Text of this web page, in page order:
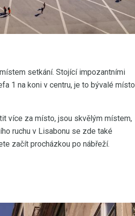
setkání. Stojící impozantními
1 na koni v centru, je to bývalé místo
více za místo, jsou skvělým místem,
ruchu v Lisabonu se zde také
začít procházkou po nábřeží.